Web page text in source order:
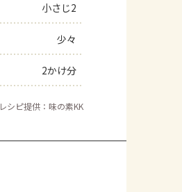
小さじ2
少々
2かけ分
レシピ提供：味の素KK